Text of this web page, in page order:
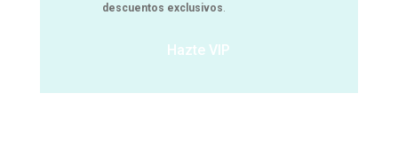
descuentos exclusivos.
Hazte VIP